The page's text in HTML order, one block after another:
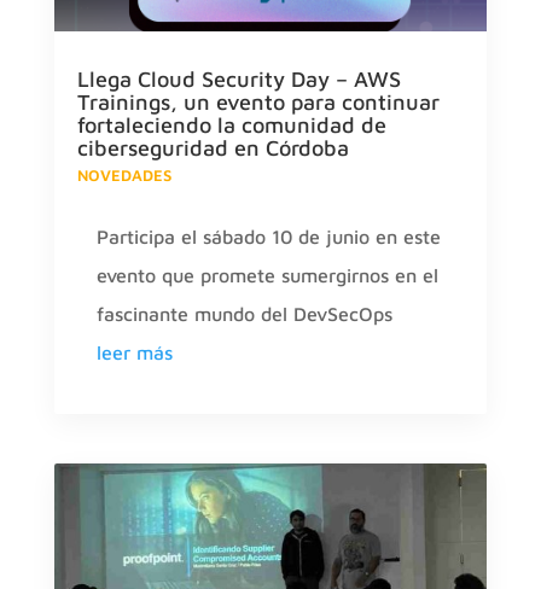
Llega Cloud Security Day – AWS
Trainings, un evento para continuar
fortaleciendo la comunidad de
ciberseguridad en Córdoba
NOVEDADES
Participa el sábado 10 de junio en este
evento que promete sumergirnos en el
fascinante mundo del DevSecOps
leer más